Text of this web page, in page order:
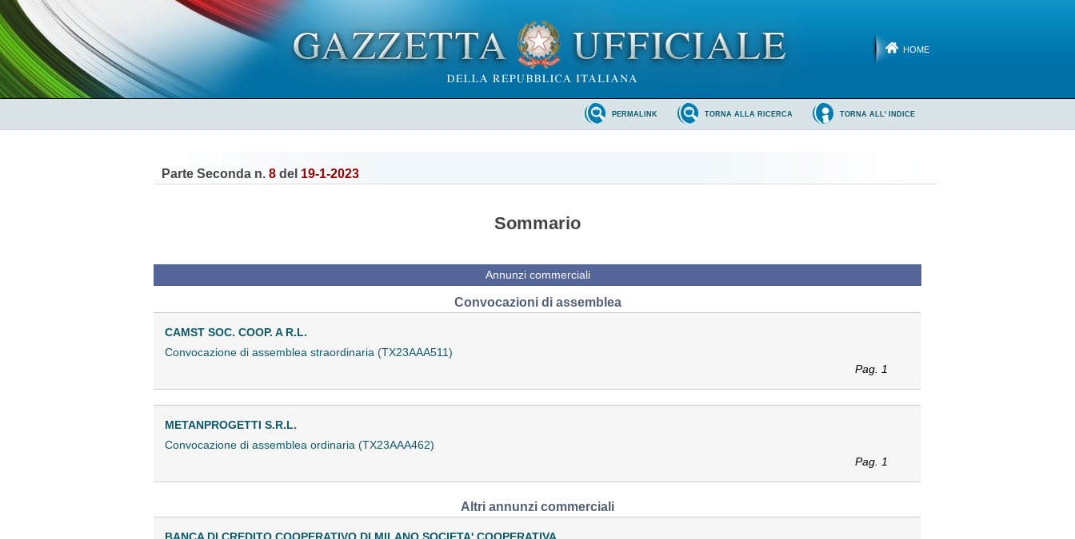
HOME
TORNA ALL' INDICE
TORNA ALLA RICERCA
PERMALINK
Parte Seconda n. 8 del 19-1-2023
Sommario
Annunzi commerciali
Convocazioni di assemblea
CAMST SOC. COOP. A R.L.
Convocazione di assemblea straordinaria (TX23AAA511)
Pag. 1
METANPROGETTI S.R.L.
Convocazione di assemblea ordinaria (TX23AAA462)
Pag. 1
Altri annunzi commerciali